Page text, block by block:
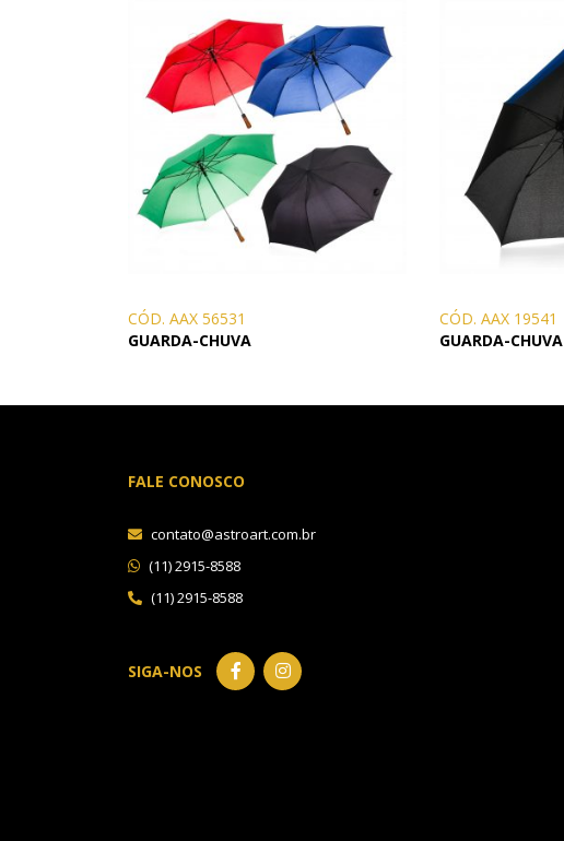
CÓD. AAX 56531
GUARDA-CHUVA
CÓD. AAX 19541
GUARDA-CHUVA
FALE CONOSCO
contato@astroart.com.br
(11) 2915-8588
(11) 2915-8588
SIGA-NOS